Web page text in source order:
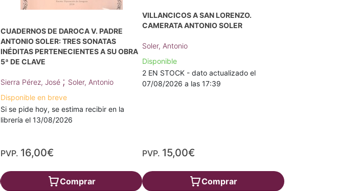
CUADERNOS DE DAROCA V. PADRE
ANTONIO SOLER: TRES SONATAS
INÉDITAS PERTENECIENTES A SU OBRA
5ª DE CLAVE
Sierra Pérez, José ; Soler, Antonio
Disponible en breve
Si se pide hoy, se estima recibir en la
librería el 13/08/2026
PVP. 16,00€
Comprar
VILLANCICOS A SAN LORENZO.
CAMERATA ANTONIO SOLER
Soler, Antonio
Disponible
2 EN STOCK - dato actualizado el
07/08/2026 a las 17:39
PVP. 15,00€
Comprar